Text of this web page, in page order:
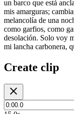
un barco que está
mis amarguras;
melancolía de una
como garfios, como
desolación. Solo voy
mi lancha carbonera,
Create clip